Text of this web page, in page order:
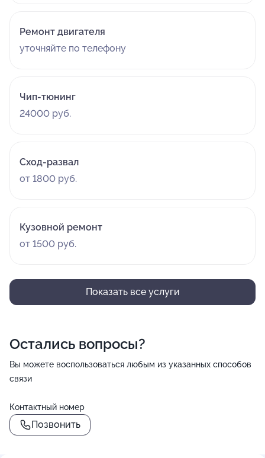
Ремонт двигателя
уточняйте по телефону
Чип-тюнинг
24000 руб.
Сход-развал
от 1800 руб.
Кузовной ремонт
от 1500 руб.
Показать все услуги
Остались вопросы?
Вы можете воспользоваться любым из указанных способов
связи
Контактный номер
Позвонить